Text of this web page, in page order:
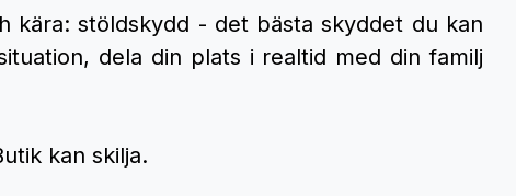
kära: stöldskydd - det bästa skyddet du kan
dela din plats i realtid med din familj
kan skilja.